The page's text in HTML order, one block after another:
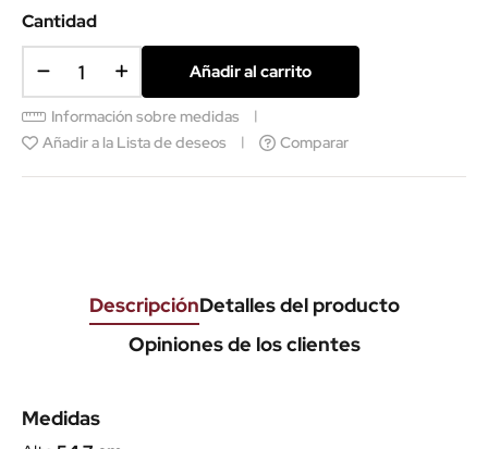
RAL7016
Cantidad
Añadir al carrito
Información sobre medidas
Añadir a la Lista de deseos
Comparar
DescripciónDetalles del producto
Opiniones de los clientes
Medidas